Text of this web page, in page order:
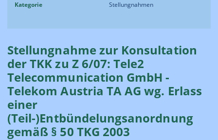
Kategorie
Stellungnahmen
Stellungnahme zur Konsultation
der TKK zu Z 6/07: Tele2
Telecommunication GmbH -
Telekom Austria TA AG wg. Erlass
einer
(Teil-)Entbündelungsanordnung
gemäß § 50 TKG 2003